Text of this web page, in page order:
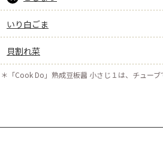
いり白ごま
貝割れ菜
＊ 「Cook Do」熟成豆板醤 小さじ１は、チューブ